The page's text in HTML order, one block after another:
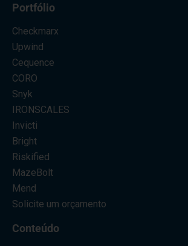
Portfólio
Checkmarx
Upwind
Cequence
CORO
Snyk
IRONSCALES
Invicti
Bright
Riskified
MazeBolt
Mend
Solicite um orçamento
Conteúdo